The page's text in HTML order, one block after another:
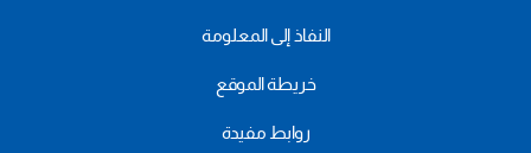
النفاذ إلى المعلومة
خريطة الموقع
روابط مفيدة